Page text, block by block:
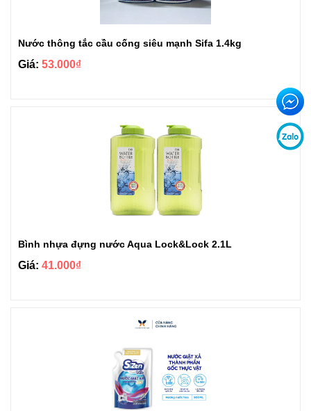
Nước thông tắc cầu cống siêu mạnh Sifa 1.4kg
Giá: 53.000₫
Bình nhựa đựng nước Aqua Lock&Lock 2.1L
Giá: 41.000₫